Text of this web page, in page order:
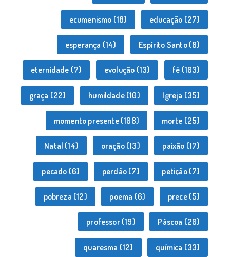
ecumenismo (18) educação (27)
esperança (14) Espírito Santo(8)
eternidade (7) evolução (13) fé (103)
graça (22) humildade(10) Igreja (35)
momento presente(108) morte (25)
Natal (14) oração(13) paixão (17)
pecado (6) perdão(7) petição(7)
pobreza (12) poema (6) prece(5)
professor(19) Páscoa (20)
quaresma (12) química (33)